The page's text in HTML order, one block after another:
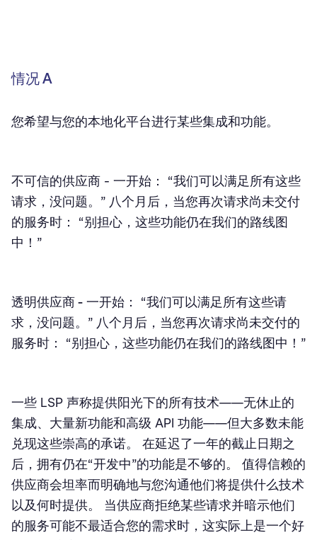
情况 A
您希望与您的本地化平台进行某些集成和功能。
不可信的供应商 - 一开始： “我们可以满足所有这些
请求，没问题。” 八个月后，当您再次请求尚未交付
的服务时： “别担心，这些功能仍在我们的路线图
中！”
透明供应商 - 一开始： “我们可以满足所有这些请
求，没问题。” 八个月后，当您再次请求尚未交付的
服务时： “别担心，这些功能仍在我们的路线图中！”
一些 LSP 声称提供阳光下的所有技术——无休止的
集成、大量新功能和高级 API 功能——但大多数未能
兑现这些崇高的承诺。 在延迟了一年的截止日期之
后，拥有仍在“开发中”的功能是不够的。 值得信赖的
供应商会坦率而明确地与您沟通他们将提供什么技术
以及何时提供。 当供应商拒绝某些请求并暗示他们
的服务可能不最适合您的需求时，这实际上是一个好